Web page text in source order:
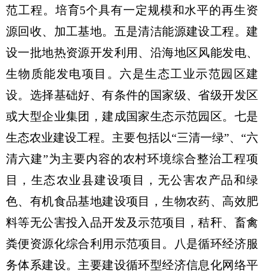
范工程。培育5个具有一定规模和水平的再生资
源回收、加工基地。五是清洁能源建设工程。建
设一批地热资源开发利用、沿海地区风能发电、
生物质能发电项目。六是生态工业示范园区建
设。选择基础好、有条件的国家级、省级开发区
或大型企业集团，建成国家生态示范园区。七是
生态农业建设工程。主要包括以“三清一绿”、“六
清六建”为主要内容的农村环境综合整治工程项
目，生态农业县建设项目，无公害农产品和绿
色、有机食品基地建设项目，生物农药、高效肥
料等无公害投入品开发及示范项目，秸秆、畜禽
粪便资源化综合利用示范项目。八是循环经济服
务体系建设。主要建设循环型经济信息化网络平